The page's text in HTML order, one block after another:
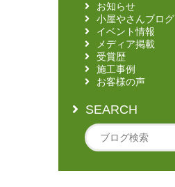
お知らせ
小屋やさんブログ
イベント情報
メディア掲載
受賞歴
施工事例
お客様の声
SEARCH